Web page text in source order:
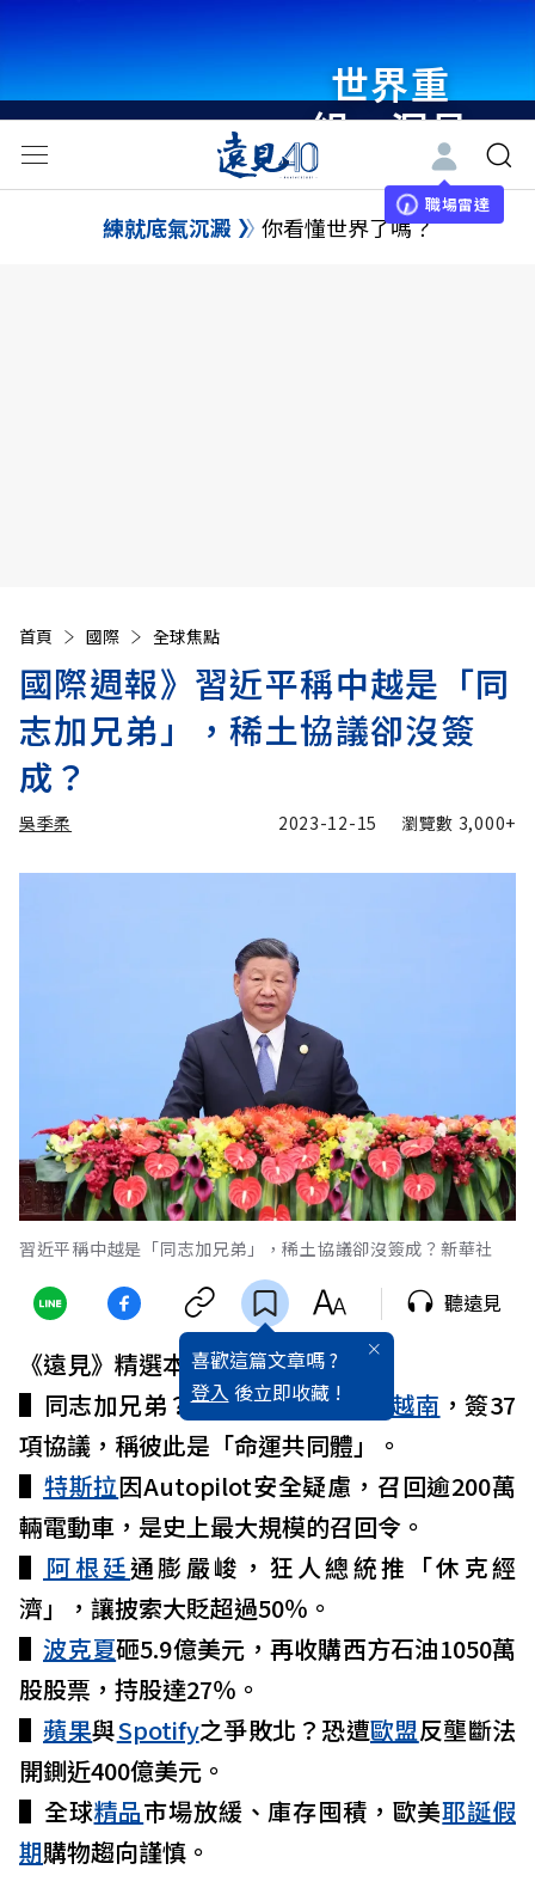
世界重
組・洞見
未來 與
世界領袖
職場雷達
練就底氣沉澱 你看懂世界了嗎？
首頁 國際 全球焦點
國際週報》習近平稱中越是「同
志加兄弟」，稀土協議卻沒簽
成？
吳季柔 2023-12-15 瀏覽數 3,000+
習近平稱中越是「同志加兄弟」，稀土協議卻沒簽成？新華社
喜歡這篇文章嗎 ?
登入 後立即收藏 !
聽遠見
《遠見》精選本週六則國際大事：
▌同志加兄弟？習近平六年來首訪 越南 ，簽37
項協議，稱彼此是「命運共同體」。
▌ 特斯拉因Autopilot安全疑慮，召回逾200萬
輛電動車，是史上最大規模的召回令。
▌ 阿根廷通膨嚴峻，狂人總統推「休克經
濟」，讓披索大貶超過50％。
▌ 波克夏砸5.9億美元，再收購西方石油1050萬
股股票，持股達27％。
▌ 蘋果與Spotify之爭敗北？恐遭歐盟反壟斷法
開鍘近400億美元。
▌全球精品市場放緩、庫存囤積，歐美耶誕假
期購物趨向謹慎。